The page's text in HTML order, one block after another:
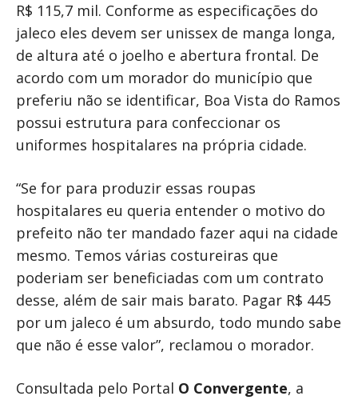
R$ 115,7 mil. Conforme as especificações do
jaleco eles devem ser unissex de manga longa,
de altura até o joelho e abertura frontal. De
acordo com um morador do município que
preferiu não se identificar, Boa Vista do Ramos
possui estrutura para confeccionar os
uniformes hospitalares na própria cidade.
“Se for para produzir essas roupas
hospitalares eu queria entender o motivo do
prefeito não ter mandado fazer aqui na cidade
mesmo. Temos várias costureiras que
poderiam ser beneficiadas com um contrato
desse, além de sair mais barato. Pagar R$ 445
por um jaleco é um absurdo, todo mundo sabe
que não é esse valor”, reclamou o morador.
Consultada pelo Portal O Convergente, a